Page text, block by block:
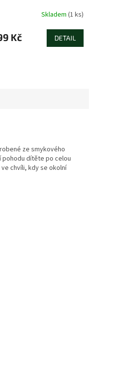
Skladem (1 ks)
Kč DETAIL
ze smykového
dítěte po celou
chvíli, kdy se okolní